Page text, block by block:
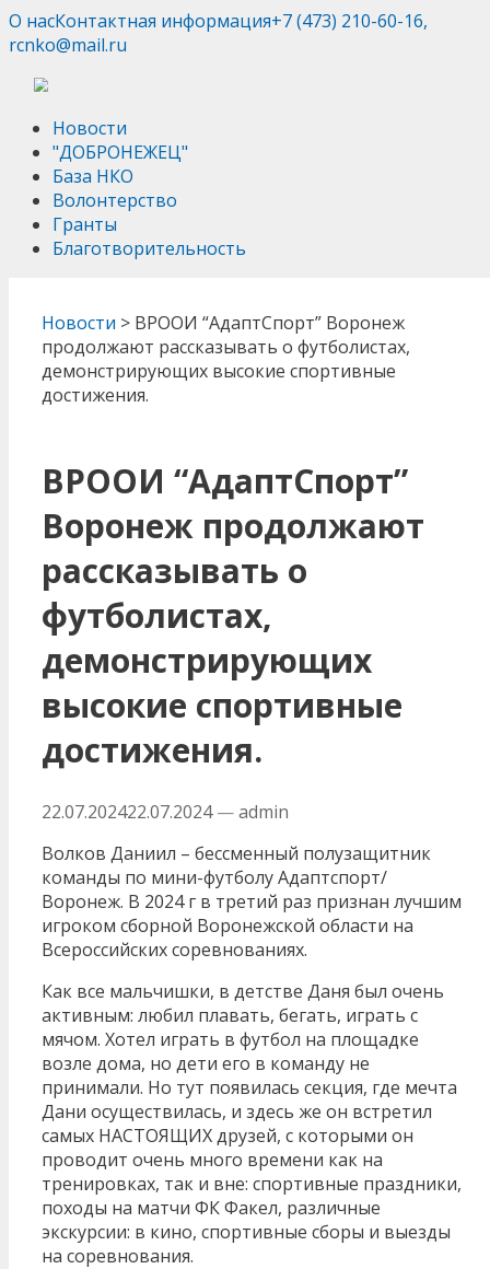
О насКонтактная информация+7 (473) 210-60-16,
rcnko@mail.ru
Новости
"ДОБРОНЕЖЕЦ"
База НКО
Волонтерство
Гранты
Благотворительность
Новости > ВРООИ “АдаптCпорт” Воронеж
продолжают рассказывать о футболистах,
демонстрирующих высокие спортивные
достижения.
ВРООИ “АдаптCпорт”
Воронеж продолжают
рассказывать о
футболистах,
демонстрирующих
высокие спортивные
достижения.
22.07.202422.07.2024 —admin
Волков Даниил – бессменный полузащитник
команды по мини-футболу Адаптспорт/
Воронеж. В 2024 г в третий раз признан лучшим
игроком сборной Воронежской области на
Всероссийских соревнованиях.
Как все мальчишки, в детстве Даня был очень
активным: любил плавать, бегать, играть с
мячом. Хотел играть в футбол на площадке
возле дома, но дети его в команду не
принимали. Но тут появилась секция, где мечта
Дани осуществилась, и здесь же он встретил
самых НАСТОЯЩИХ друзей, с которыми он
проводит очень много времени как на
тренировках, так и вне: спортивные праздники,
походы на матчи ФК Факел, различные
экскурсии: в кино, спортивные сборы и выезды
на соревнования.